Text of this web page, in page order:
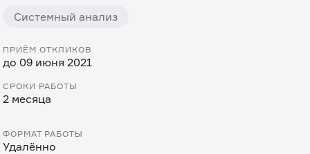
Системный анализ
ПРИЁМ ОТКЛИКОВ
до 09 июня 2021
СРОКИ РАБОТЫ
2 месяца
ФОРМАТ РАБОТЫ
Удалённо